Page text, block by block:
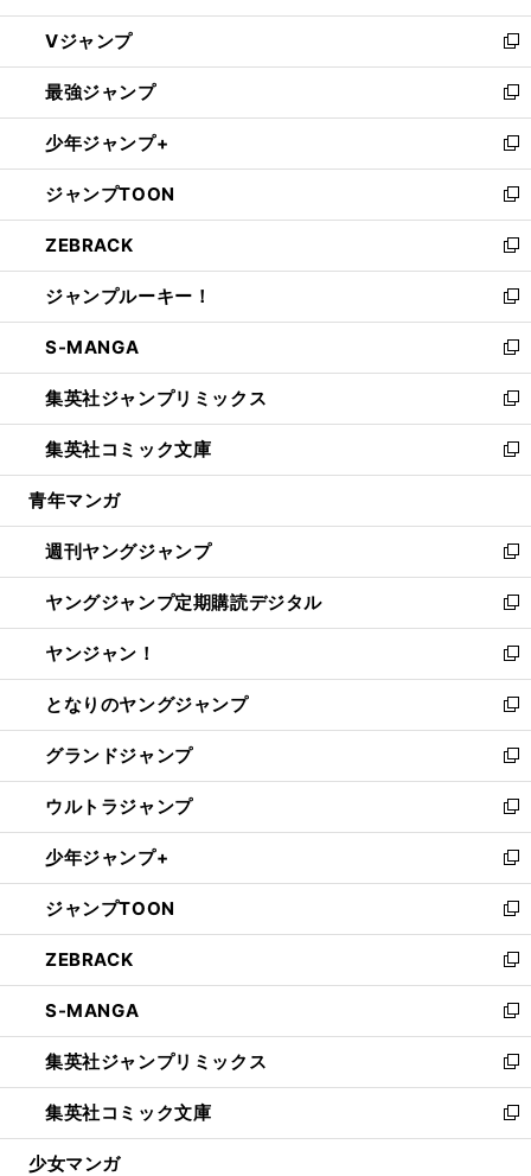
ウ
ィ
ン
ド
ウ
で
開
く
し
い
ウ
ィ
ン
ド
ウ
で
開
く
Vジャンプ
新
し
い
ウ
ィ
ン
ド
ウ
で
開
く
最強ジャンプ
新
し
い
ウ
ィ
ン
ド
ウ
で
開
く
少年ジャンプ+
新
し
い
ウ
ィ
ン
ド
ウ
で
開
く
ジャンプTOON
新
し
い
ウ
ィ
ン
ド
ウ
で
開
く
ZEBRACK
新
し
い
ウ
ィ
ン
ド
ウ
で
開
ジャンプルーキー！
新
し
い
ウ
ィ
ン
ド
ウ
開
く
S-MANGA
新
し
い
ウ
ィ
ン
ウ
で
開
く
集英社ジャンプリミックス
新
し
い
ウ
ン
ド
ウ
で
開
く
集英社コミック文庫
新
し
ウ
ィ
ン
ド
ウ
で
開
く
青年マンガ
週刊ヤングジャンプ
新
し
い
ウ
ィ
ン
ド
ウ
で
開
く
ヤングジャンプ定期購読デジタル
新
し
い
ウ
ィ
ン
ド
ウ
で
開
く
ヤンジャン！
新
し
い
ウ
ィ
ン
ド
ウ
で
開
く
となりのヤングジャンプ
新
し
い
ウ
ィ
ン
ド
ウ
で
開
く
グランドジャンプ
新
し
い
ウ
ィ
ン
ド
ウ
で
開
く
ウルトラジャンプ
新
し
い
ウ
ィ
ン
ド
ウ
で
開
く
少年ジャンプ+
新
し
い
ウ
ィ
ン
ド
ウ
で
開
く
ジャンプTOON
新
し
い
ウ
ィ
ン
ド
ウ
で
開
ZEBRACK
新
し
い
ウ
ィ
ン
ド
ウ
S-MANGA
新
し
い
ウ
ィ
ン
集英社ジャンプリミックス
新
し
い
ウ
集英社コミック文庫
新
し
少女マンガ